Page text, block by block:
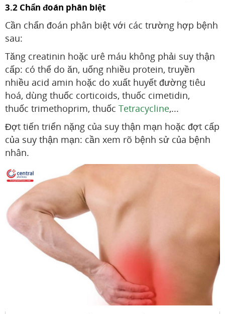
3.2 Chẩn đoán phân biệt
Cần chẩn đoán phân biệt với các trường hợp bệnh
sau:
Tăng creatinin hoặc urê máu không phải suy thận
cấp: có thể do ăn, uống nhiều protein, truyền
nhiều acid amin hoặc do xuất huyết đường tiêu
hoá, dùng thuốc corticoids, thuốc cimetidin,
thuốc trimethoprim, thuốc Tetracycline,...
Đợt tiến triển nặng của suy thận mạn hoặc đợt cấp
của suy thận mạn: cần xem rõ bệnh sử của bệnh
nhân.